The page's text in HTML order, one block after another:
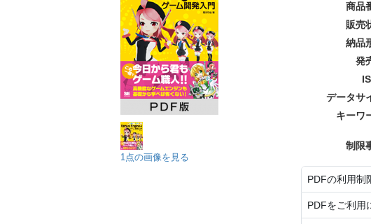
1点の画像を見る
商品
販売
納品
発
データサ
キーワ
制限
PDFの利用制
PDFをご利用